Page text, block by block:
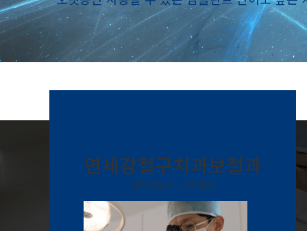
연세강철구치과보철과
연세강철구치과보철과